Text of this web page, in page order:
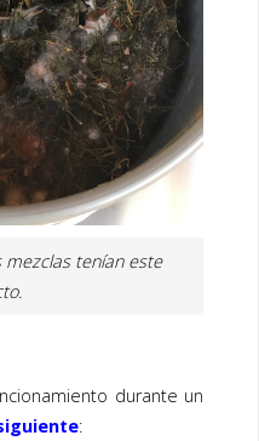
mezclas tenían este
durante un
: